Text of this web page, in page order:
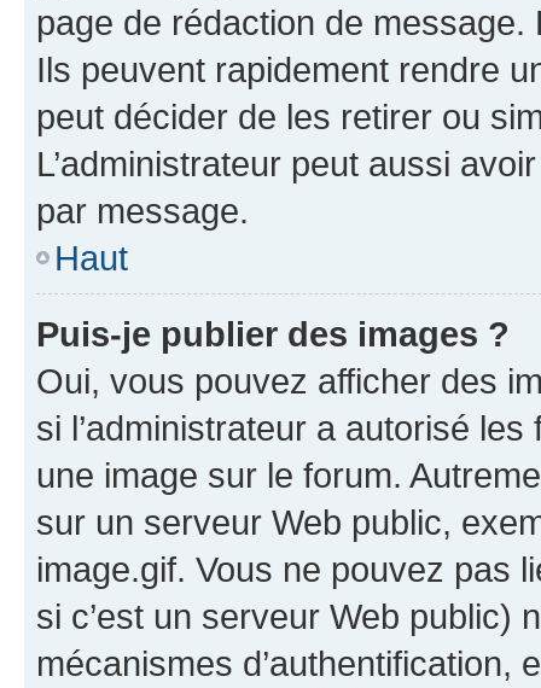
page de rédaction de
Ils peuvent rapidement rendre
peut décider de les retirer ou
L’administrateur peut aussi
par message.
Haut
Puis-je publier des images ?
Oui, vous pouvez afficher des
si l’administrateur a autorisé
une image sur le forum.
sur un serveur Web public,
image.gif. Vous ne pouvez pas
si c’est un serveur Web public)
mécanismes d’authentification,